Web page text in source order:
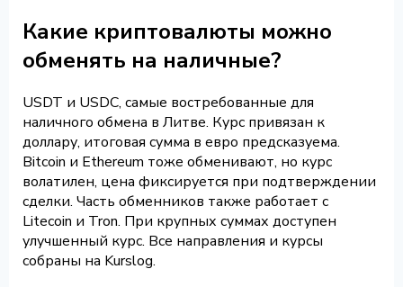
Какие криптовалюты можно
обменять на наличные?
USDT и USDC, самые востребованные для
наличного обмена в Литве. Курс привязан к
доллару, итоговая сумма в евро предсказуема.
Bitcoin и Ethereum тоже обменивают, но курс
волатилен, цена фиксируется при подтверждении
сделки. Часть обменников также работает с
Litecoin и Tron. При крупных суммах доступен
улучшенный курс. Все направления и курсы
собраны на Kurslog.